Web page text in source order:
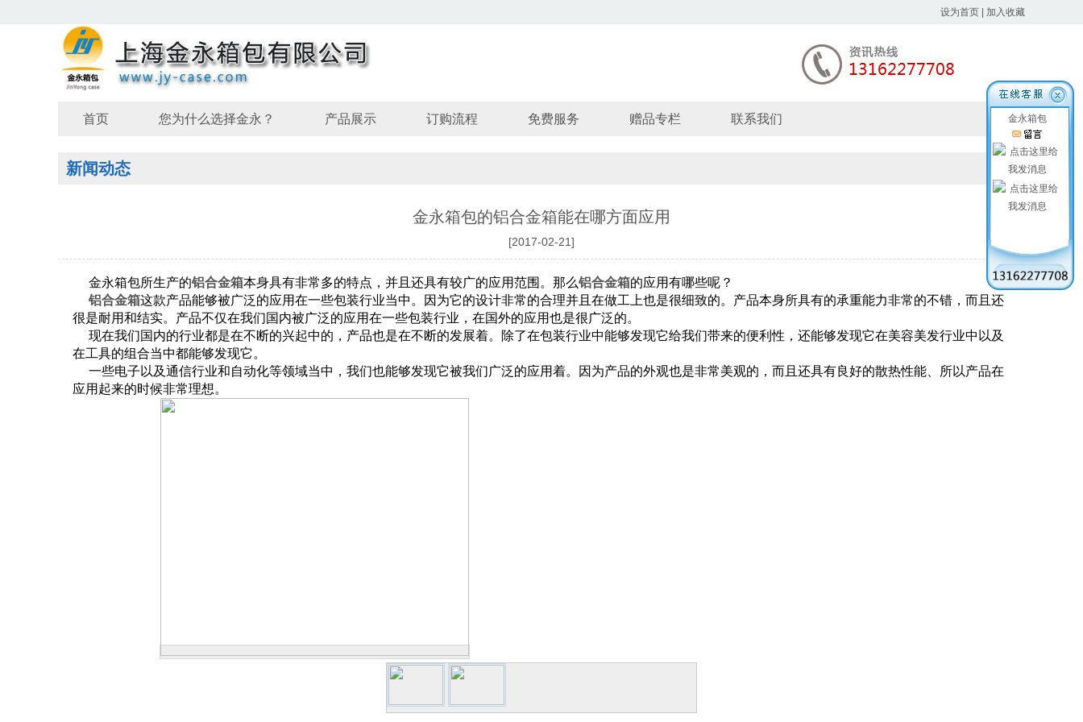
设为首页 加入收藏
首页 您为什么选择金永？ 产品展示 订购流程 免费服务 赠品专栏 联系我们
新闻动态
金永箱包的铝合金箱能在哪方面应用
[2017-02-21]
金永箱包所生产的铝合金箱本身具有非常多的特点，并且还具有较广的应用范围。那么铝合金箱的应用有哪些呢？
铝合金箱这款产品能够被广泛的应用在一些包装行业当中。因为它的设计非常的合理并且在做工上也是很细致的。产品本身所具有的承重能力非常的不错，而且还
很是耐用和结实。产品不仅在我们国内被广泛的应用在一些包装行业，在国外的应用也是很广泛的。
现在我们国内的行业都是在不断的兴起中的，产品也是在不断的发展着。除了在包装行业中能够发现它给我们带来的便利性，还能够发现它在美容美发行业中以及
在工具的组合当中都能够发现它。
一些电子以及通信行业和自动化等领域当中，我们也能够发现它被我们广泛的应用着。因为产品的外观也是非常美观的，而且还具有良好的散热性能、所以产品在
应用起来的时候非常理想。
金永箱包